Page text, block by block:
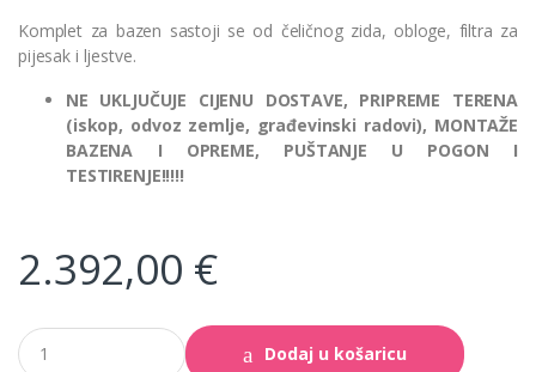
Komplet za bazen sastoji se od čeličnog zida, obloge, filtra za
pijesak i ljestve.
NE UKLJUČUJE CIJENU DOSTAVE, PRIPREME TERENA
(iskop, odvoz zemlje, građevinski radovi), MONTAŽE
BAZENA I OPREME, PUŠTANJE U POGON I
TESTIRENJE!!!!!
2.392,00 €
Ovalni
metalni
Dodaj u košaricu